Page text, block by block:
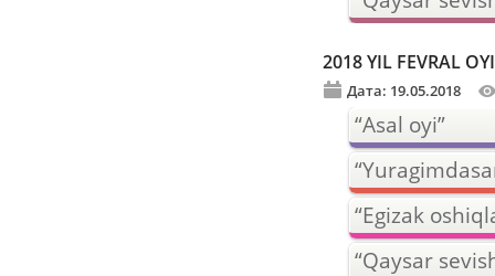
2018 YIL FEVRAL
Дата: 19.05.2018
“Asal oyi”
“Egizak
“Qaysar